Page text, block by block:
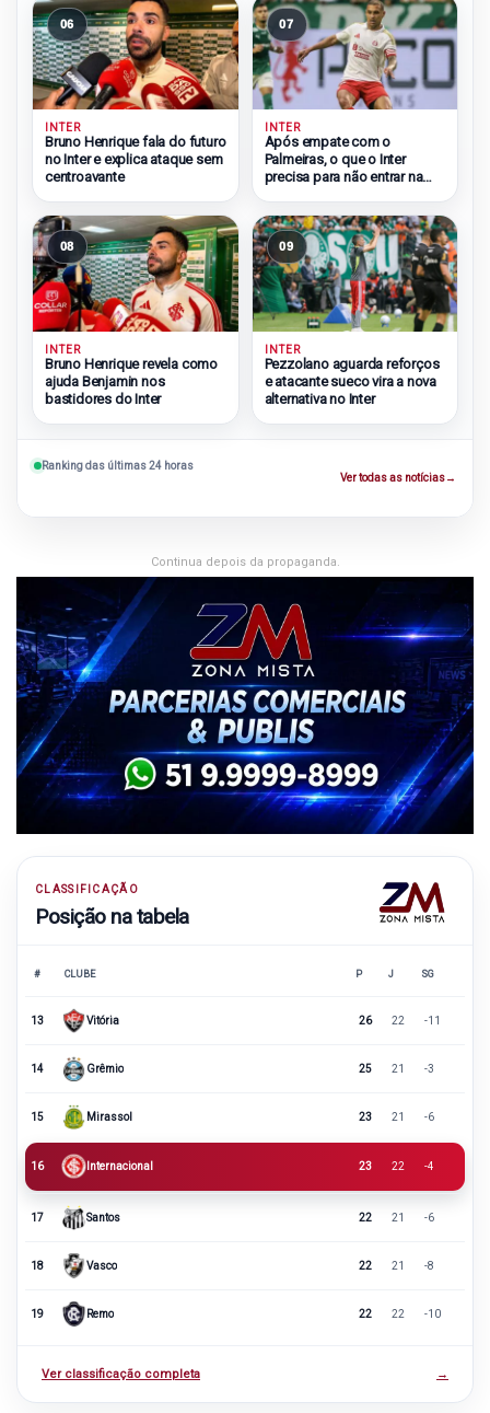
06
INTER
Bruno Henrique fala do futuro
no Inter e explica ataque sem
centroavante
07
INTER
Após empate com o
Palmeiras, o que o Inter
precisa para não entrar na
08
INTER
Bruno Henrique revela como
ajuda Benjamin nos
bastidores do Inter
09
INTER
Pezzolano aguarda reforços
e atacante sueco vira a nova
alternativa no Inter
Ranking das últimas 24 horas
Ver todas as notícias→
Continua depois da propaganda.
CLASSIFICAÇÃO
Posição na tabela
# CLUBE P J SG
13 Vitória 26 22 -11
14 Grêmio 25 21 -3
15 Mirassol 23 21 -6
16 Internacional 23 22 -4
17 Santos 22 21 -6
18 Vasco 22 21 -8
19 Remo 22 22 -10
Ver classificação completa →